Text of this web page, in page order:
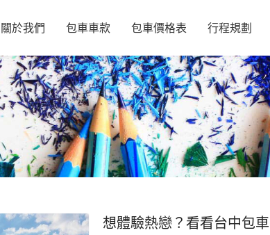
關於我們 包車車款 包車價格表 行程規劃
想體驗熱戀？看看台中包